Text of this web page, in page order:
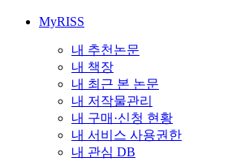
MyRISS
내 추천논문
내 책장
내 최근 본 논문
내 저작물관리
내 구매·신청 현황
내 서비스 사용권한
내 관심 DB